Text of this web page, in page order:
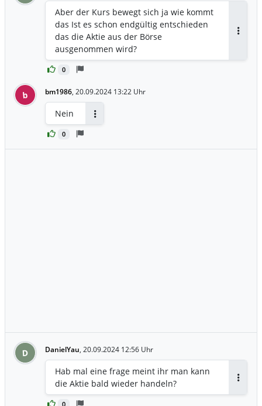
0
Aber der Kurs bewegt sich ja wie kommt
das Ist es schon endgültig entschieden
das die Aktie aus der Börse
ausgenommen wird?
b bm1986, 20.09.2024 13:22 Uhr
0
Nein
D DanielYau, 20.09.2024 12:56 Uhr
0
Hab mal eine frage meint ihr man kann
die Aktie bald wieder handeln?